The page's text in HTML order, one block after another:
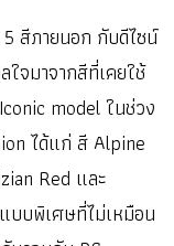
สีภายนอก กับดีไซน์
จมาจากสีที่เคยใช้
model ในช่วง
ได้แก่ สี Alpine
Red และ
บบพิเศษที่ไม่เหมือน